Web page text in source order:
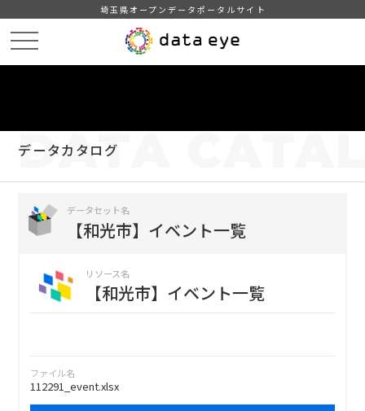
埼玉県オープンデータポータルサイト
データカタログ
DATA
データセット名
【和光市】イベント一覧
リソース名
【和光市】イベント一覧
ファイル名
112291_event.xlsx